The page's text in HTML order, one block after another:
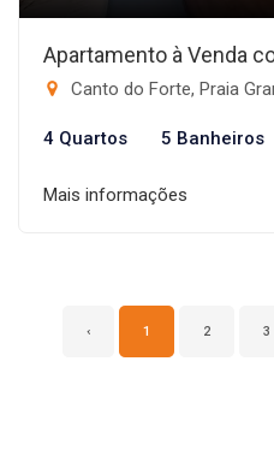
Apartamento à Venda
Canto do Forte, Praia
4 Quartos 5 Banheiros
Mais informações
‹ 1 2 3